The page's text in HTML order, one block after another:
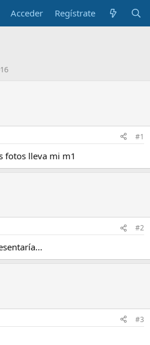
Acceder Regístrate
#1
fotos lleva mi m1
#2
#3